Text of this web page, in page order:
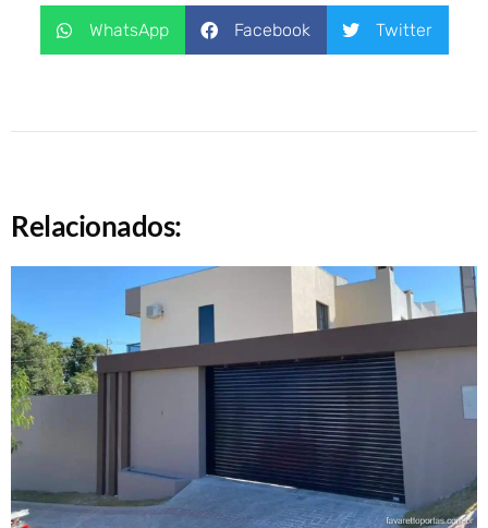
WhatsApp Facebook Twitter
Relacionados: